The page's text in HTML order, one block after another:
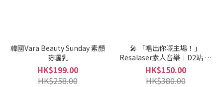
韓國Vara Beauty Sunday 素顏
防曬乳
HK$199.00
HK$258.00
🎤 「唱出你嘅主場！」
Resalaser素人音樂｜D2站 震
撼登場！🔥🤩
HK$150.00
HK$380.00